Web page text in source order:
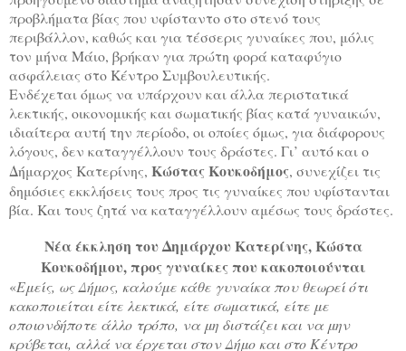
προβλήματα βίας που υφίσταντο στο στενό τους
περιβάλλον, καθώς και για τέσσερις γυναίκες που, μόλις
τον μήνα Μάιο, βρήκαν για πρώτη φορά καταφύγιο
ασφάλειας στο Κέντρο Συμβουλευτικής.
Ενδέχεται όμως να υπάρχουν και άλλα περιστατικά
λεκτικής, οικονομικής και σωματικής βίας κατά γυναικών,
ιδιαίτερα αυτή την περίοδο, οι οποίες όμως, για διάφορους
λόγους, δεν καταγγέλλουν τους δράστες. Γι’ αυτό και ο
Δήμαρχος Κατερίνης, Κώστας Κουκοδήμος, συνεχίζει τις
δημόσιες εκκλήσεις τους προς τις γυναίκες που υφίστανται
βία. Και τους ζητά να καταγγέλλουν αμέσως τους δράστες.
Νέα έκκληση του Δημάρχου Κατερίνης, Κώστα
Κουκοδήμου, προς γυναίκες που κακοποιούνται
«Εμείς, ως Δήμος, καλούμε κάθε γυναίκα που θεωρεί ότι
κακοποιείται είτε λεκτικά, είτε σωματικά, είτε με
οποιονδήποτε άλλο τρόπο, να μη διστάζει και να μην
κρύβεται, αλλά να έρχεται στον Δήμο και στο Κέντρο